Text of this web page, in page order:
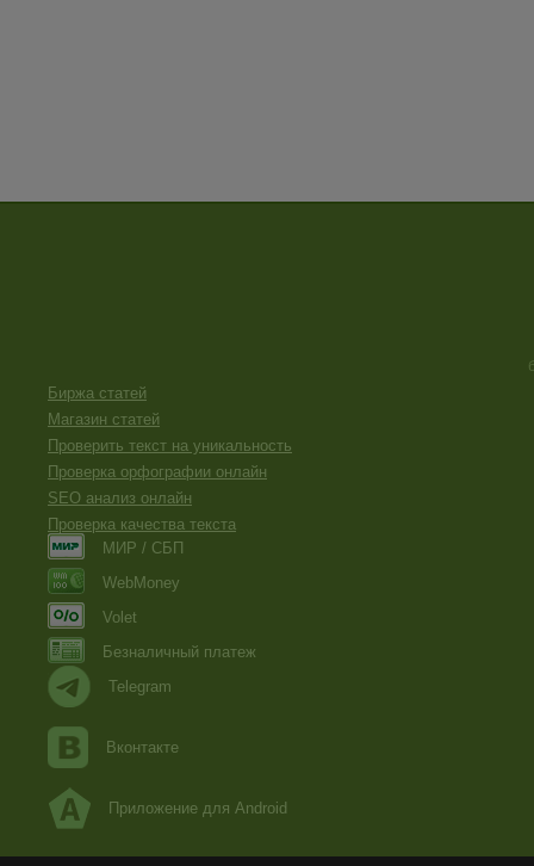
Биржа статей
Магазин статей
Проверить текст на уникальность
Проверка орфографии онлайн
SEO анализ онлайн
Проверка качества текста
МИР / СБП
WebMoney
Volet
Безналичный платеж
Telegram
Вконтакте
Приложение для Android